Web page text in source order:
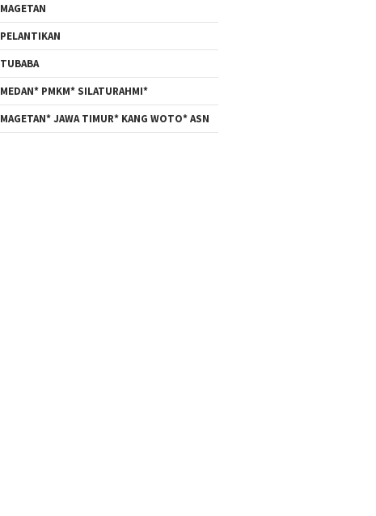
MAGETAN
PELANTIKAN
TUBABA
MEDAN* PMKM* SILATURAHMI*
MAGETAN* JAWA TIMUR* KANG WOTO* ASN